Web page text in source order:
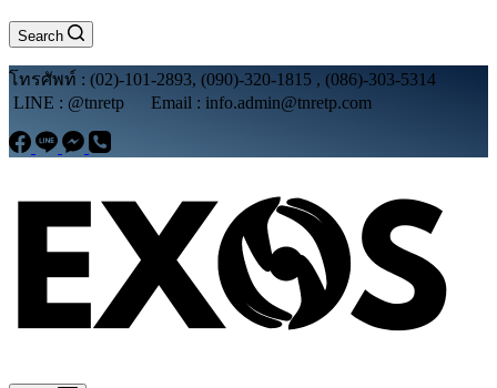
Search
โทรศัพท์ : (02)-101-2893, (090)-320-1815 , (086)-303-5314
LINE : @tnretp Email : info.admin@tnretp.com